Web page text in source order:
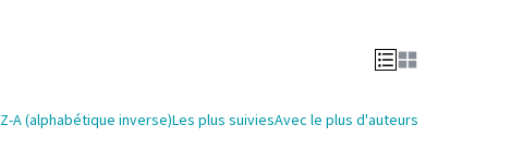
Z-A (alphabétique inverse)Les plus suiviesAvec le plus d'auteurs